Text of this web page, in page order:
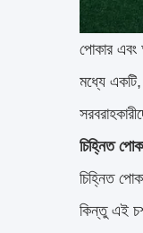
পোকার এবং
মধ্যে
চিহ্নিত
চিহ্নিত
কিন্তু এই